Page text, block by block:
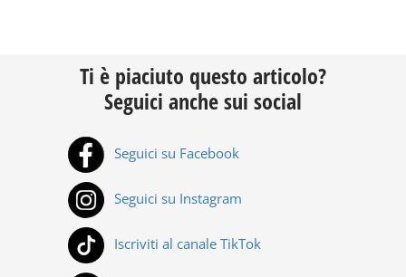
Ti è piaciuto questo articolo?
Seguici anche sui social
Seguici su Facebook
Seguici su Instagram
Iscriviti al canale TikTok